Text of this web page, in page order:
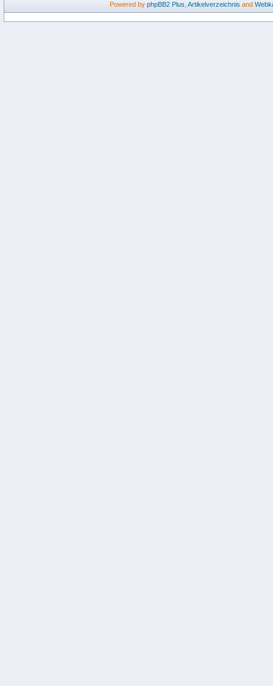
Powered by phpBB2 Plus Artikelverzeichnis and